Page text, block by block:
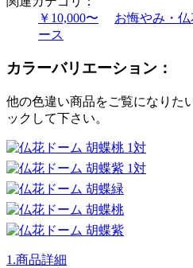
￥10,000〜
お悔やみ・仏
ース
カラーバリエーション：
他の色違い商品をご覧になりた
ックして下さい。
1.商品詳細